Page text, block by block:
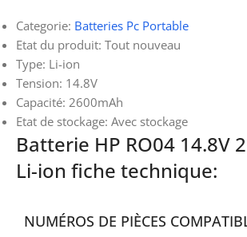
Categorie: Batteries Pc Portable
Etat du produit: Tout nouveau
Type: Li-ion
Tension: 14.8V
Capacité: 2600mAh
Etat de stockage: Avec stockage
Batterie HP RO04 14.8V
Li-ion fiche technique:
NUMÉROS DE PIÈCES